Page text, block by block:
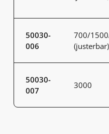
50030-
006
700/
(justerbar)
50030-
007
3000